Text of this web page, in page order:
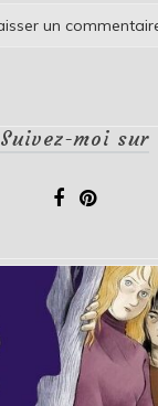
Suivez-moi sur